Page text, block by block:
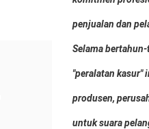
penjualan dan
Selama
"peralatan kasur"
produsen,
untuk suara